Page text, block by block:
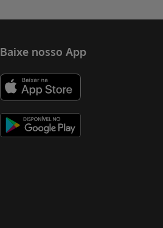
Baixe nosso App